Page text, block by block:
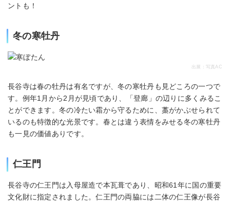
ントも！
冬の寒牡丹
出展：写真AC
長谷寺は春の牡丹は有名ですが、冬の寒牡丹も見どころの一つで
す。例年1月から2月が見頃であり、「登廊」の辺りに多くみるこ
とができます。冬の冷たい霜から守るために、藁がかぶせられて
いるのも特徴的な光景です。春とは違う表情をみせる冬の寒牡丹
も一見の価値ありです。
仁王門
長谷寺の仁王門は入母屋造で本瓦葺であり、昭和61年に国の重要
文化財に指定されました。仁王門の両脇には二体の仁王像が長谷